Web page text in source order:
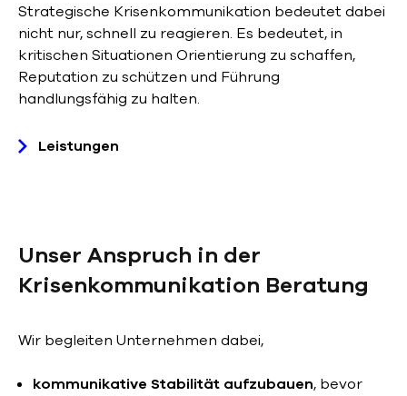
Strategische Krisenkommunikation bedeutet dabei
nicht nur, schnell zu reagieren. Es bedeutet, in
kritischen Situationen Orientierung zu schaffen,
Reputation zu schützen und Führung
handlungsfähig zu halten.
Leistungen
Unser Anspruch in der
Krisenkommunikation Beratung
Wir begleiten Unternehmen dabei,
kommunikative Stabilität aufzubauen, bevor